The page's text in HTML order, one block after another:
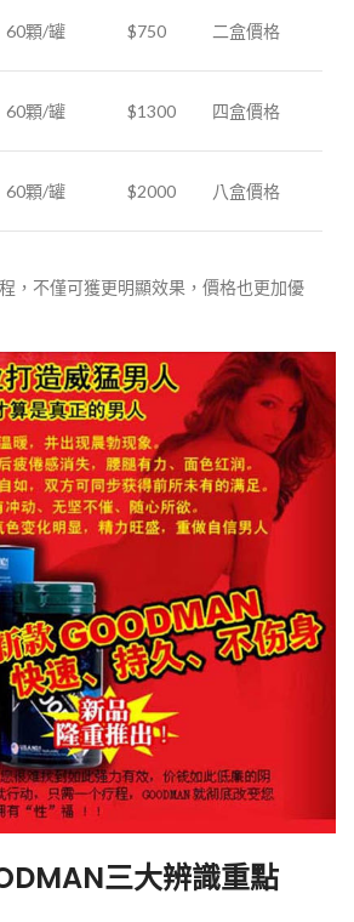
60顆/罐 $750 二盒價格
60顆/罐 $1300 四盒價格
60顆/罐 $2000 八盒價格
，不僅可獲更明顯效果，價格也更加優
三大辨識重點